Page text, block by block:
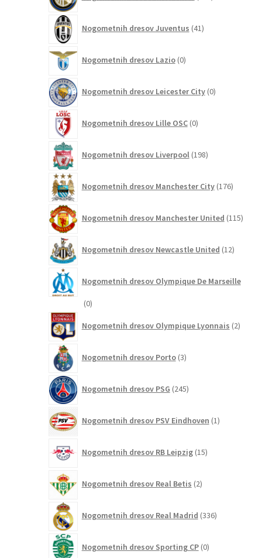
Nogometnih dresov Juventus 41izdelkov
Nogometnih dresov Lazio 0izdelkov
Nogometnih dresov Leicester City 0izdelkov
Nogometnih dresov Lille OSC 0izdelkov
Nogometnih dresov Liverpool 198izdelkov
Nogometnih dresov Manchester City 176izdelkov
Nogometnih dresov Manchester United 115
Nogometnih dresov Newcastle United 12izdelkov
Nogometnih dresov Olympique De Marseille
00
Nogometnih dresov Olympique Lyonnais 2izdelka
Nogometnih dresov Porto 3izdelki
Nogometnih dresov PSG 245izdelkov
Nogometnih dresov PSV Eindhoven 1izdelek
Nogometnih dresov RB Leipzig 15izdelkov
Nogometnih dresov Real Betis 2izdelka
Nogometnih dresov Real Madrid 336izdelkov
Nogometnih dresov Sporting CP 0izdelkov